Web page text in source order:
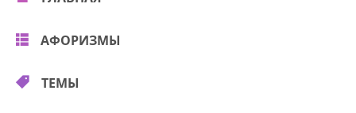
АФОРИЗМЫ
ТЕМЫ